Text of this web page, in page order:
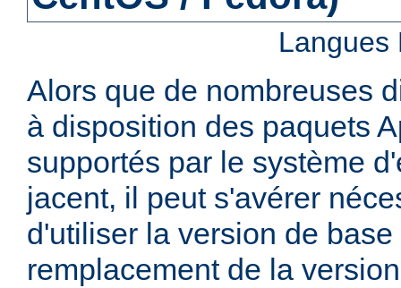
Alors que de nombreuses
à disposition des paquets
supportés par le système
jacent, il peut s'avérer
d'utiliser la version de
remplacement de la